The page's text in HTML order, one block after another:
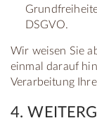
DSGVO.
Wir weisen Sie
einmal darauf
Verarbeitung
4.